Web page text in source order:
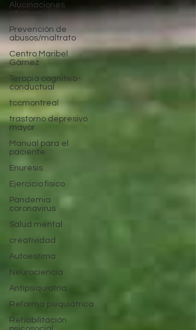
Alucinaciones
olfativas
Prevención de
abusos/maltrato
Centro Maribel
Gámez
Terapia cognitivo-
conductual
tccmontreal
trastorno depresivo
mayor
Manual para el
paciente
Enuresis
Ejercicio físico
Pandemia
coronavirus
Salud mental
creatividad
Autoestima
Neurociencia
Antipsiquiatría
Reforma psiquiátrica
Rehabilitación